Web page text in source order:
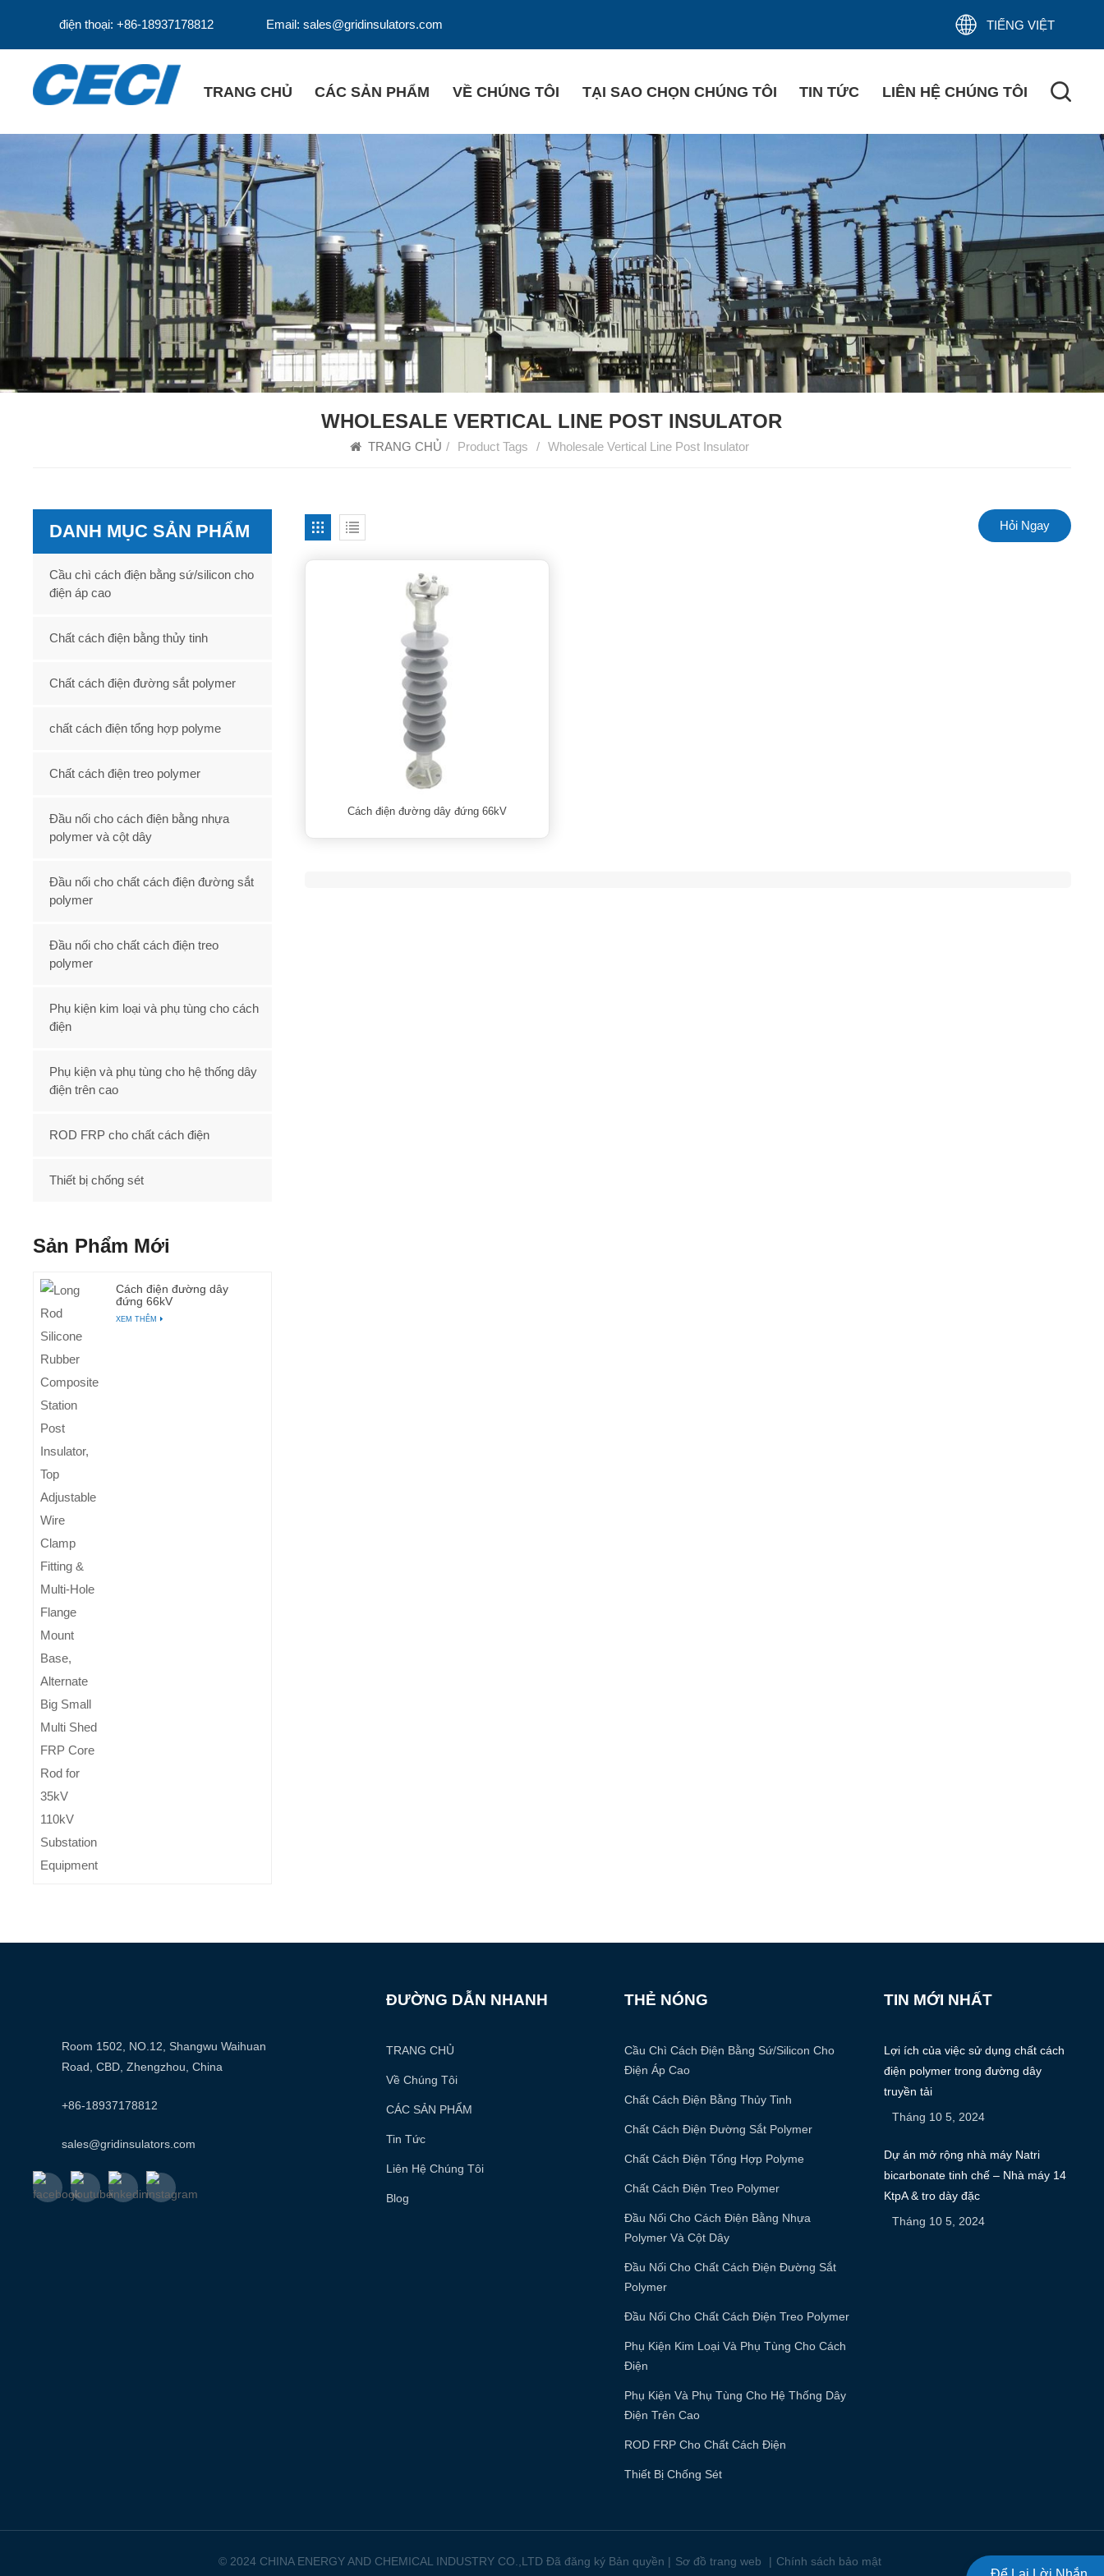
điện thoại: +86-18937178812 Email: sales@gridinsulators.com TIẾNG VIỆT
TRANG CHỦ CÁC SẢN PHẨM VỀ CHÚNG TÔI TẠI SAO CHỌN CHÚNG TÔI TIN TỨC LIÊN HỆ CHÚNG TÔI
WHOLESALE VERTICAL LINE POST INSULATOR
TRANG CHỦ / Product Tags / Wholesale Vertical Line Post Insulator
Hỏi Ngay
Cách điện đường dây đứng 66kV
DANH MỤC SẢN PHẨM
Cầu chì cách điện bằng sứ/silicon cho
điện áp cao
Chất cách điện bằng thủy tinh
Chất cách điện đường sắt polymer
chất cách điện tổng hợp polyme
Chất cách điện treo polymer
Đầu nối cho cách điện bằng nhựa
polymer và cột dây
Đầu nối cho chất cách điện đường sắt
polymer
Đầu nối cho chất cách điện treo
polymer
Phụ kiện kim loại và phụ tùng cho cách
điện
Phụ kiện và phụ tùng cho hệ thống dây
điện trên cao
ROD FRP cho chất cách điện
Thiết bị chống sét
Sản Phẩm Mới
Cách điện đường dây
đứng 66kV
XEM THÊM
Room 1502, NO.12, Shangwu Waihuan
Road, CBD, Zhengzhou, China
+86-18937178812
sales@gridinsulators.com
ĐƯỜNG DẪN NHANH
TRANG CHỦ
Về Chúng Tôi
CÁC SẢN PHẨM
Tin Tức
Liên Hệ Chúng Tôi
Blog
THẺ NÓNG
Cầu Chì Cách Điện Bằng Sứ/silicon Cho
Điện Áp Cao
Chất Cách Điện Bằng Thủy Tinh
Chất Cách Điện Đường Sắt Polymer
Chất Cách Điện Tổng Hợp Polyme
Chất Cách Điện Treo Polymer
Đầu Nối Cho Cách Điện Bằng Nhựa
Polymer Và Cột Dây
Đầu Nối Cho Chất Cách Điện Đường Sắt
Polymer
Đầu Nối Cho Chất Cách Điện Treo Polymer
Phụ Kiện Kim Loại Và Phụ Tùng Cho Cách
Điện
Phụ Kiện Và Phụ Tùng Cho Hệ Thống Dây
Điện Trên Cao
ROD FRP Cho Chất Cách Điện
Thiết Bị Chống Sét
TIN MỚI NHẤT
Lợi ích của việc sử dụng chất cách
điện polymer trong đường dây
truyền tải
Tháng 10 5, 2024
Dự án mở rộng nhà máy Natri
bicarbonate tinh chế – Nhà máy 14
KtpA & tro dày đặc
Tháng 10 5, 2024
© 2024 CHINA ENERGY AND CHEMICAL INDUSTRY CO.,LTD Đã đăng ký Bản quyền | Sơ đồ trang web | Chính sách bảo mật